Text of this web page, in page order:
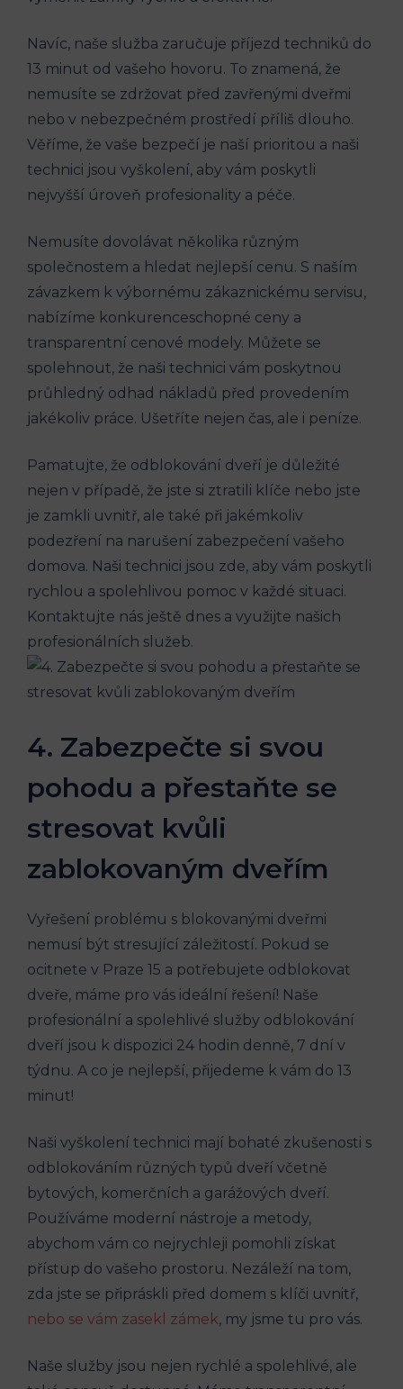
Navíc, naše služba zaručuje příjezd techniků do ​
13 ⁣minut od vašeho hovoru. To znamená,​ že
nemusíte se zdržovat před zavřenými⁢ dveřmi
nebo v nebezpečném prostředí příliš dlouho.
Věříme, že vaše bezpečí​ je⁤ naší prioritou a naši
technici jsou vyškolení, aby ​vám‌ poskytli
nejvyšší úroveň profesionality ​a péče.
Nemusíte dovolávat několika různým‍
společnostem a hledat nejlepší⁢ cenu. S naším⁣
závazkem k výbornému zákaznickému servisu,
nabízíme konkurenceschopné ceny a
transparentní cenové modely. Můžete se
spolehnout, že naši technici vám poskytnou
průhledný odhad ‍nákladů před provedením
jakékoliv práce.‌ Ušetříte nejen ⁣čas, ale i peníze.
Pamatujte, že odblokování dveří je důležité
nejen v⁤ případě,⁣ že jste si ztratili‍ klíče nebo jste
je ‍zamkli uvnitř, ale také při jakémkoliv
podezření na ⁢narušení​ zabezpečení vašeho‌
domova. Naši ⁣technici‍ jsou zde, aby vám poskytli
⁣rychlou ⁢a spolehlivou pomoc v každé‍ situaci.
Kontaktujte nás ještě dnes a využijte našich
profesionálních služeb.
4. ​Zabezpečte si svou
pohodu a přestaňte se
⁣stresovat kvůli
zablokovaným dveřím
Vyřešení‍ problému s blokovanými‍ dveřmi⁢
nemusí být stresující záležitostí. Pokud se
ocitnete v Praze 15‌ a potřebujete⁣ odblokovat
dveře, máme pro vás ideální řešení! Naše
profesionální⁢ a spolehlivé služby odblokování
dveří jsou k dispozici 24 hodin‌ denně, 7 dní v
týdnu. ​A co je nejlepší, přijedeme k vám‍ do ‌13
minut!
Naši vyškolení technici‌ mají bohaté zkušenosti s
odblokováním různých typů⁢ dveří včetně
bytových, komerčních a garážových dveří.
Používáme moderní nástroje a metody,
abychom vám co nejrychleji pomohli získat‌
přístup‌ do‌ vašeho prostoru. Nezáleží na tom,
zda jste se⁢ připráskli před ‍domem s klíči uvnitř,
nebo se vám zasekl zámek, my jsme tu pro ‌vás.
Naše služby jsou nejen rychlé a spolehlivé, ale